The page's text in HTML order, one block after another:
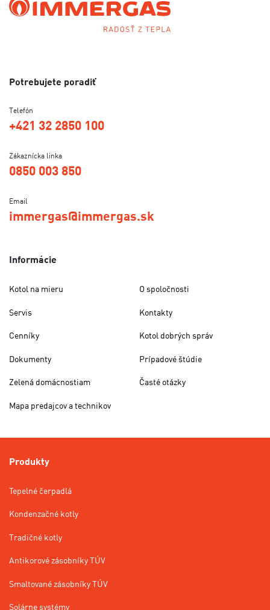
Potrebujete poradiť
Telefón
+421 32 2850 100
Zákaznícka linka
0850 003 850
Email
immergas@immergas.sk
Informácie
Kotol na mieru
Servis
Cenníky
Dokumenty
Zelená domácnostiam
Mapa predajcov a technikov
O spoločnosti
Kontakty
Kotol dobrých správ
Prípadové štúdie
Časté otázky
Produkty
Tepelné čerpadlá
Kondenzačné kotly
Tradičné kotly
Antikorové zásobníky TÚV
Smaltované zásobníky TÚV
Solárne systémy